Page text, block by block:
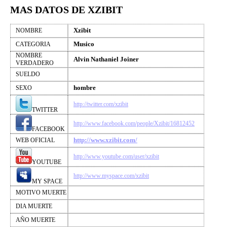
MAS DATOS DE XZIBIT
NOMBRE Xzibit
CATEGORIA Musico
NOMBRE
VERDADERO
Alvin Nathaniel Joiner
SUELDO
SEXO
hombre
TWITTER
http://twitter.com/xzibit
FACEBOOK
http://www.facebook.com/people/Xzibit/16812452
WEB OFICIAL http://www.xzibit.com/
YOUTUBE
http://www.youtube.com/user/xzibit
MY SPACE
http://www.myspace.com/xzibit
MOTIVO MUERTE
DIA MUERTE
AÑO MUERTE